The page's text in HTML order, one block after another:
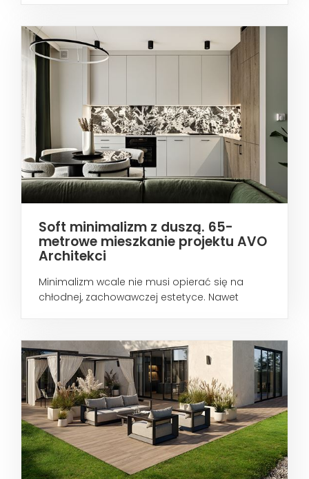
Soft minimalizm z duszą. 65-
metrowe mieszkanie projektu AVO
Architekci
Minimalizm wcale nie musi opierać się na
chłodnej, zachowawczej estetyce. Nawet